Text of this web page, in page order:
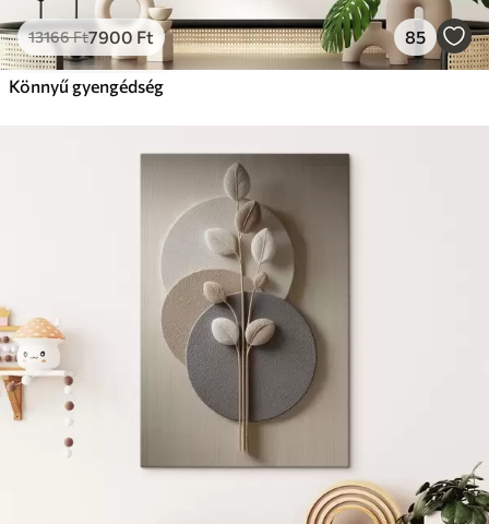
13166Ft7900 Ft 85
Könnyű gyengédség